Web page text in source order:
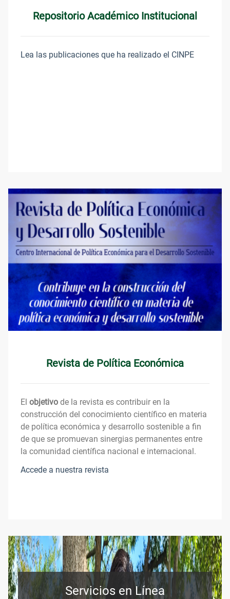
Repositorio Académico Institucional
Lea las publicaciones que ha realizado el CINPE
Revista de Política Económica
El objetivo de la revista es contribuir en la
construcción del conocimiento científico en materia
de política económica y desarrollo sostenible a fin
de que se promuevan sinergias permanentes entre
la comunidad científica nacional e internacional.
Accede a nuestra revista
Servicios en Línea